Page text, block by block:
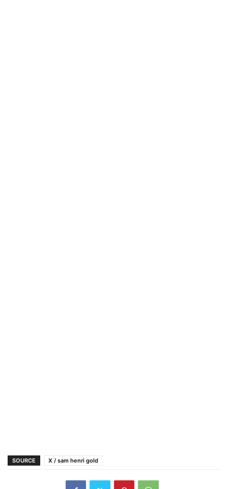
SOURCE X / sam henri gold